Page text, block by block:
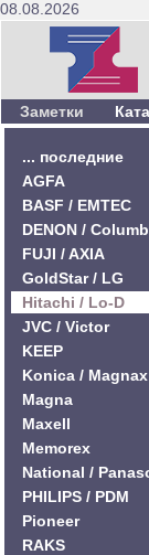
08.08.2026
Заметки
... последние
AGFA
BASF / EMTEC
DENON /
FUJI / AXIA
GoldStar / LG
Hitachi / Lo-D
JVC / Victor
KEEP
Konica / Magnax
Magna
Maxell
Memorex
National /
PHILIPS / PDM
Pioneer
RAKS